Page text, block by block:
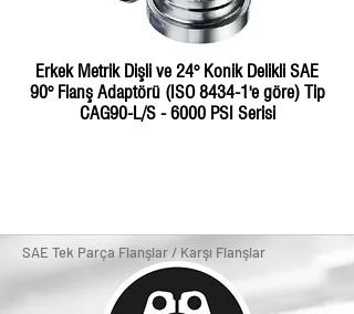
Erkek Metrik Dişli ve 24° Konik Delikli SAE
90° Flanş Adaptörü (ISO 8434-1'e göre) Tip
CAG90-L/S - 6000 PSI Serisi
SAE Tek Parça Flanşlar / Karşı Flanşlar